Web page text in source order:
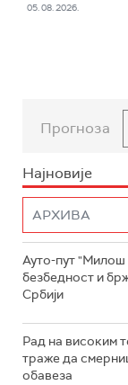
05. 08. 2026.
Прогноза
Најновије
Ауто-пут "Милош
безбедност и
Србији
Рад на високим
траже да
обавеза